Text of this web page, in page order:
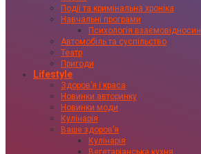
Події та кримінальна хроніка
Навчальні програми
Психологія взаємовідносин
Автомобіль та суспільство
Театр
Пригоди
Lifestyle
Здоровʼя і краса
Новинки авторинку
Новинки моди
Кулінарія
Ваше здоровʼя
Кулінарія
Вегетаріанська кухня